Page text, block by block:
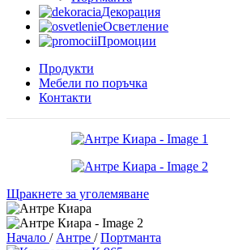
Декорация
Осветление
Промоции
Продукти
Мебели по поръчка
Контакти
Щракнете за уголемяване
Начало / Антре / Портманта